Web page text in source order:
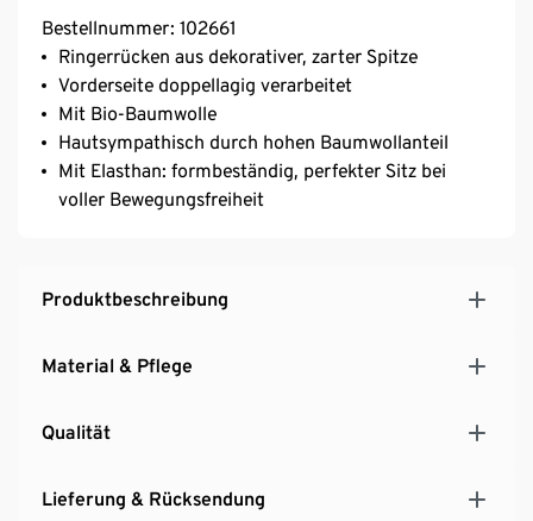
Bestellnummer: 102661
Ringerrücken aus dekorativer, zarter Spitze
Vorderseite doppellagig verarbeitet
Mit Bio-Baumwolle
Hautsympathisch durch hohen Baumwollanteil
Mit Elasthan: formbeständig, perfekter Sitz bei
voller Bewegungsfreiheit
Produktbeschreibung
Material & Pflege
Qualität
Lieferung & Rücksendung